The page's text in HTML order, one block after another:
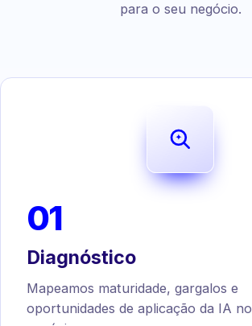
para o seu negócio.
01
Diagnóstico
Mapeamos maturidade, gargalos e
oportunidades de aplicação da IA no